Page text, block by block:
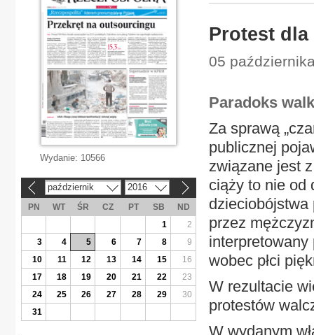
Protest dla
05
Paradoks
Za sprawą
publicznej
związane jest
ciąży to nie od
dzieciobójstwa
przez
wobec płci
W rezultacie
protestów
W wydanym
Wydanie: 10566
październik 2016
PN WT ŚR CZ PT SB
ND
1
2
3
4 5 6 7 8
9
10
11 12 13 14 15
16
17
18 19 20 21 22
23
24
25 26 27 28 29
30
31